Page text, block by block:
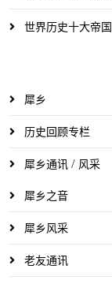
世界历史十大帝国
犀乡
历史回顾专栏
犀乡通讯 / 风采
犀乡之音
犀乡风采
老友通讯